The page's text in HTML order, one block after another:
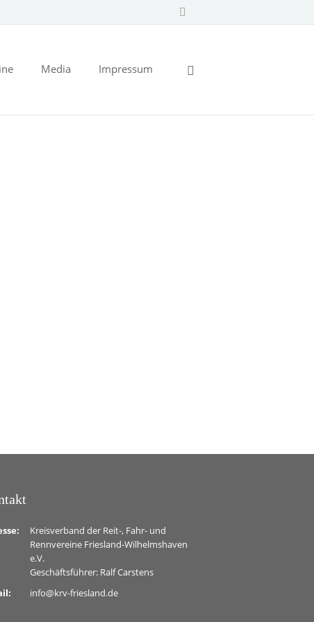
Media Impressum
Kreisverband der Reit-, Fahr- und
Rennvereine Friesland-Wilhelmshaven
e.V.
Geschäftsführer: Ralf Carstens
info@krv-friesland.de